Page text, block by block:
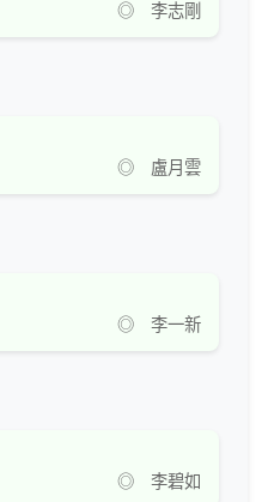
◎ 李志剛
◎ 盧月雲
◎ 李一新
◎ 李碧如